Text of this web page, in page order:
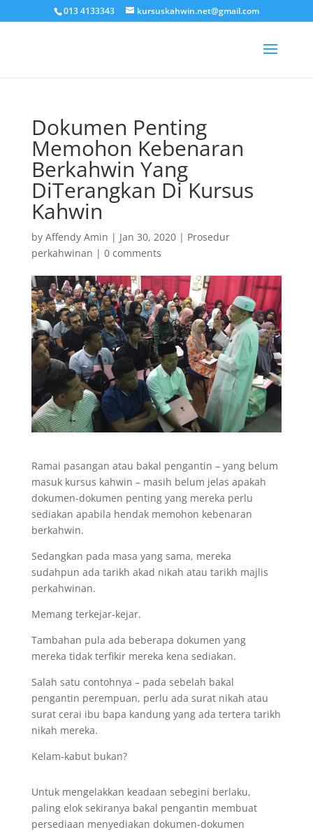
013 4133343 kursuskahwin.net@gmail.com
Dokumen Penting
Memohon Kebenaran
Berkahwin Yang
DiTerangkan Di Kursus
Kahwin
by Affendy Amin | Jan 30, 2020| Prosedur
perkahwinan | 0 comments
Ramai pasangan atau bakal pengantin – yang belum
masuk kursus kahwin – masih belum jelas apakah
dokumen-dokumen penting yang mereka perlu
sediakan apabila hendak memohon kebenaran
berkahwin.
Sedangkan pada masa yang sama, mereka
sudahpun ada tarikh akad nikah atau tarikh majlis
perkahwinan.
Memang terkejar-kejar.
Tambahan pula ada beberapa dokumen yang
mereka tidak terfikir mereka kena sediakan.
Salah satu contohnya – pada sebelah bakal
pengantin perempuan, perlu ada surat nikah atau
surat cerai ibu bapa kandung yang ada tertera tarikh
nikah mereka.
Kelam-kabut bukan?
Untuk mengelakkan keadaan sebegini berlaku,
paling elok sekiranya bakal pengantin membuat
persediaan menyediakan dokumen-dokumen